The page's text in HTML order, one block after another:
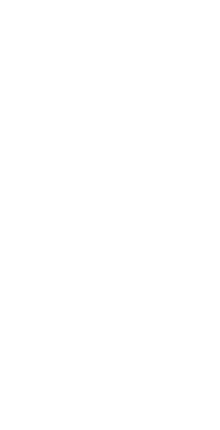
non négociables.
via ses réseaux et vous
validée.
sécurisé
la transaction à votre
immatriculation
: UN
VITE
à 1 500 €
les économies réalisées sur